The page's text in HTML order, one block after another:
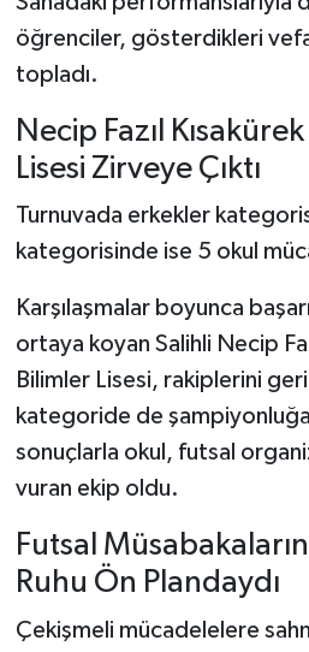
öğrenciler, gösterdikleri
topladı.
Necip Fazıl
Lisesi Zirveye Çıktı
Turnuvada erkekler
kategorisinde ise 5 okul
Karşılaşmalar boyunca
ortaya koyan Salihli Necip
Bilimler Lisesi, rakiplerini
kategoride de
sonuçlarla okul, futsal
vuran ekip oldu.
Futsal
Ruhu Ön Plandaydı
Çekişmeli mücadelelere